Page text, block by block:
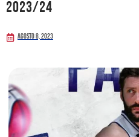
2023/24
Agosto 8, 2023